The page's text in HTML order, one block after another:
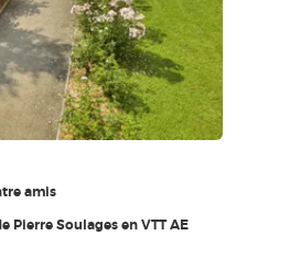
amis
Pierre Soulages en VTT AE